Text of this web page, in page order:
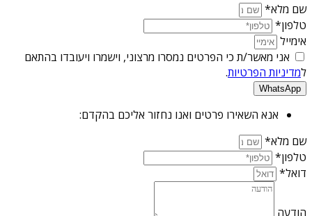
שם מלא*
טלפון*
אימייל
אני מאשר/ת כי הפרטים נמסרו מרצוני, וישמרו ויעובדו בהתאם
למדיניות הפרטיות.
WhatsApp
אנא השאירו פרטים ואנו נחזור אליכם בהקדם:
שם מלא*
טלפון*
דואל*
הודעה